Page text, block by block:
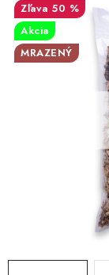
ZNAČKY
Vernostný
Reklamačný
O
BARF pre psov a
50 %
Akcia
MRAZENÝ